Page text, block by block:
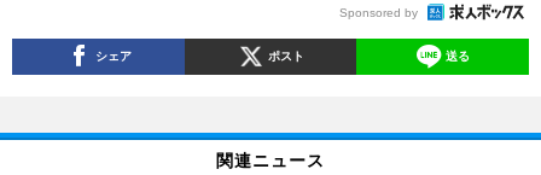
Sponsored by
シェア ポスト 送る
関連ニュース